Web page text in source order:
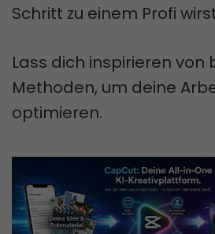
Schritt zu einem Profi
Lass dich inspirieren von
Methoden, um deine
optimieren.